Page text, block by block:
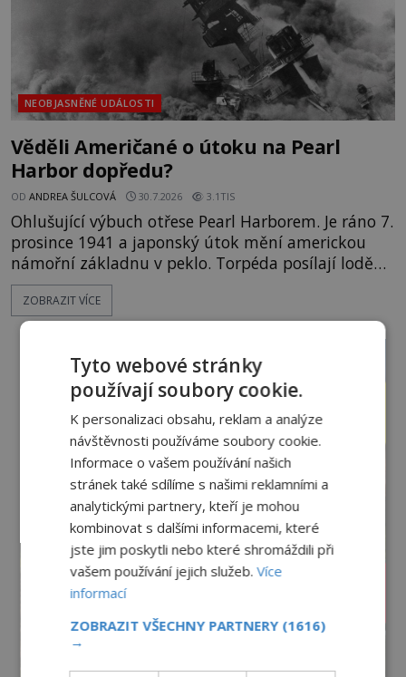
NEOBJASNĚNÉ UDÁLOSTI
Věděli Američané o útoku na Pearl
Harbor dopředu?
OD ANDREA ŠULCOVÁ 30.7.2026 3.1TIS
Ohlušující výbuch otřese Pearl Harborem. Je ráno 7.
prosince 1941 a japonský útok mění americkou
námořní základnu v peklo. Torpéda posílají lodě
ke dnu, hladinu pokrývá hořící nafta a začíná
jeden z nejosudovějších dnů 20. století. Všude
panuje zmatek, ozývají se vyděšené výkřiky, nebe
Svého nepřítele nachyt
ZOBRAZIT VÍCE
Tyto webové stránky
používají soubory cookie.
K personalizaci obsahu, reklam a analýze
návštěvnosti používáme soubory cookie.
Informace o vašem používání našich
stránek také sdílíme s našimi reklamními a
analytickými partnery, kteří je mohou
kombinovat s dalšími informacemi, které
jste jim poskytli nebo které shromáždili při
vašem používání jejich služeb.Více
informací
ZOBRAZIT VŠECHNY PARTNERY (1616)
→